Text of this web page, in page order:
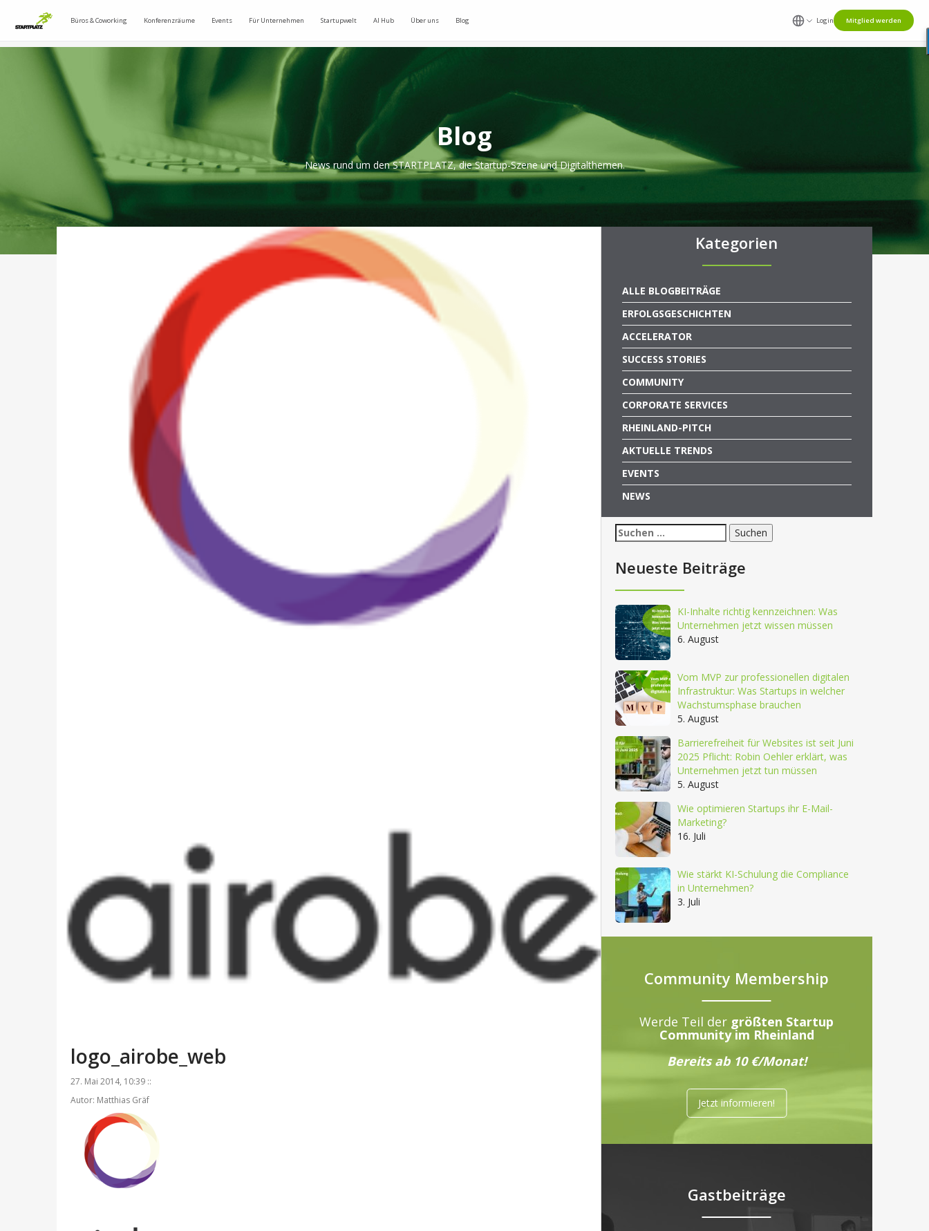
Büros & Coworking Konferenzräume Events Für Unternehmen Startupwelt AI Hub Über uns Blog Login Mitglied werden
Blog
News rund um den STARTPLATZ, die Startup-Szene und Digitalthemen.
logo_airobe_web
27. Mai 2014, 10:39 ::
Autor: Matthias Gräf
Kategorien
ALLE BLOGBEITRÄGE
ERFOLGSGESCHICHTEN
ACCELERATOR
SUCCESS STORIES
COMMUNITY
CORPORATE SERVICES
RHEINLAND-PITCH
AKTUELLE TRENDS
EVENTS
NEWS
Suchen
nach:
Neueste Beiträge
KI-Inhalte richtig kennzeichnen: Was
Unternehmen jetzt wissen müssen
6. August
Vom MVP zur professionellen digitalen
Infrastruktur: Was Startups in welcher
Wachstumsphase brauchen
5. August
Barrierefreiheit für Websites ist seit Juni
2025 Pflicht: Robin Oehler erklärt, was
Unternehmen jetzt tun müssen
5. August
Wie optimieren Startups ihr E-Mail-
Marketing?
16. Juli
Wie stärkt KI-Schulung die Compliance
in Unternehmen?
3. Juli
Community Membership
Werde Teil der größten Startup
Community im Rheinland
Bereits ab 10 €/Monat!
Jetzt informieren!
Gastbeiträge